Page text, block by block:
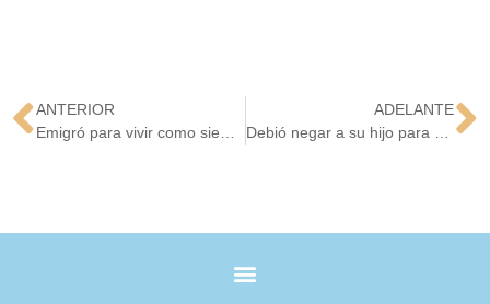
ANTERIOR
ADELANTE